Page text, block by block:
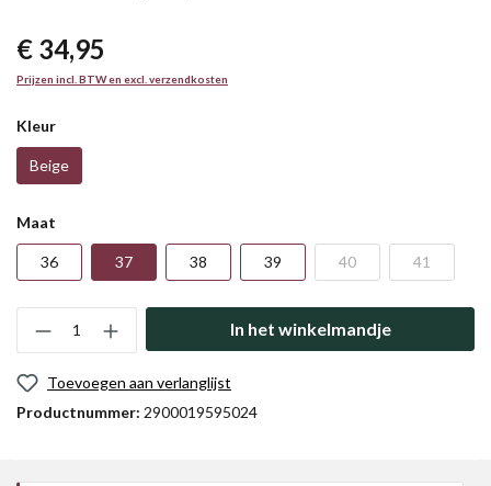
€ 34,95
Prijzen incl. BTW en excl. verzendkosten
Kleur
Beige
Maat
36 37 38 39 40 41
In het winkelmandje
Toevoegen aan verlanglijst
Productnummer: 2900019595024